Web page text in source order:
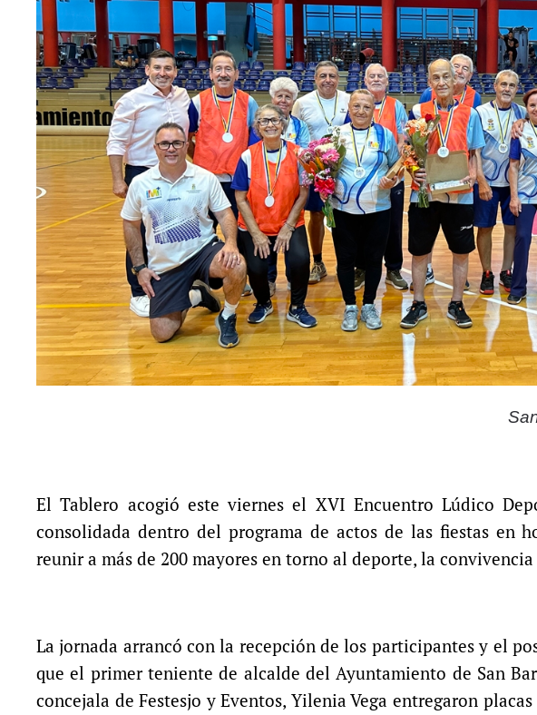
El Tablero acogió este viernes el XVI Encuentro Lúdico
consolidada dentro del programa de actos de las fiestas en
reunir a más de 200 mayores en torno al deporte, la
La jornada arrancó con la recepción de los participantes y el
que el primer teniente de alcalde del Ayuntamiento de San
concejala de Festesjo y Eventos, Yilenia Vega entregaron